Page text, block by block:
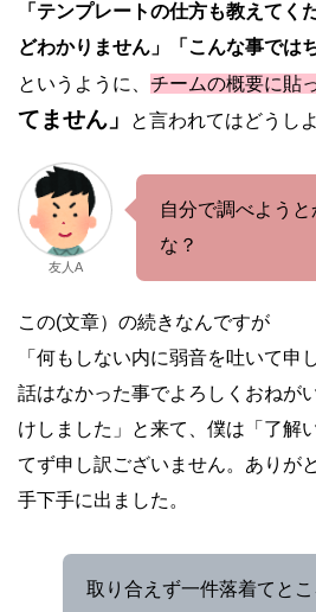
「テンプレートの仕方も教えてく
どわかりません」
「こんな事では
というように、 チームの概要に貼
てません」
と言われてはどうし
友人A
自分で調べよう
な？
この(文章）の続きなんですが
「何もしない内に弱音を吐いて申
話はなかった事でよろしくおねが
けしました」と来て、僕は「了解
てず申し訳ございません。ありが
手下手に出ました。
取り合えず一件落着てと